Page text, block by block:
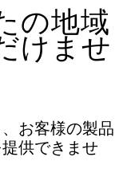
の地域
けませ
お客様の製品
供できませ